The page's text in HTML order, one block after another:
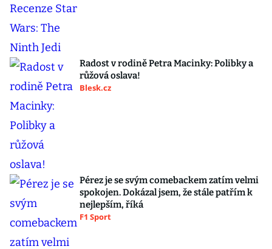
Radost v rodině Petra Macinky: Polibky a
růžová oslava!
Blesk.cz
Pérez je se svým comebackem zatím velmi
spokojen. Dokázal jsem, že stále patřím k
nejlepším, říká
F1 Sport